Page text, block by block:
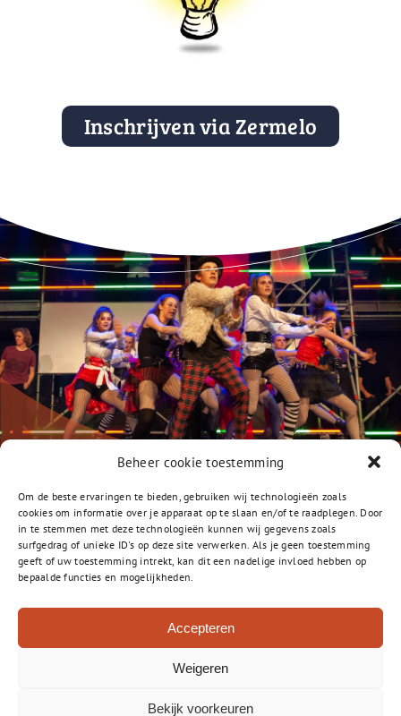
Beheer cookie toestemming
Om de beste ervaringen te bieden, gebruiken wij technologieën zoals
cookies om informatie over je apparaat op te slaan en/of te raadplegen. Door
in te stemmen met deze technologieën kunnen wij gegevens zoals
surfgedrag of unieke ID's op deze site verwerken. Als je geen toestemming
geeft of uw toestemming intrekt, kan dit een nadelige invloed hebben op
bepaalde functies en mogelijkheden.
Accepteren
Weigeren
Bekijk voorkeuren
Inschrijven via Zermelo
Vossiuslaan 2-A
1401 RT Bussum
035- 800 3250